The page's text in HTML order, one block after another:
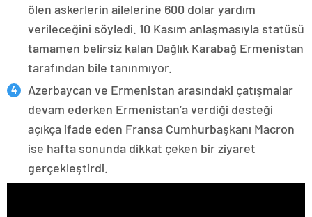
ölen askerlerin ailelerine 600 dolar yardım
verileceğini söyledi. 10 Kasım anlaşmasıyla statüsü
tamamen belirsiz kalan Dağlık Karabağ Ermenistan
tarafından bile tanınmıyor.
Azerbaycan ve Ermenistan arasındaki çatışmalar
devam ederken Ermenistan’a verdiği desteği
açıkça ifade eden Fransa Cumhurbaşkanı Macron
ise hafta sonunda dikkat çeken bir ziyaret
gerçekleştirdi.